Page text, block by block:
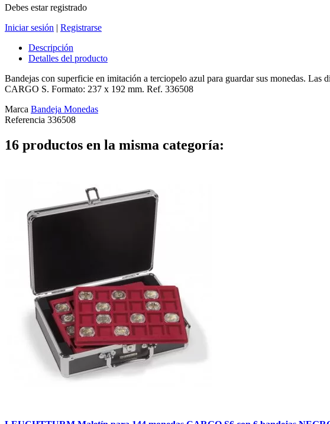
Debes estar registrado
Iniciar sesión | Registrarse
Descripción
Detalles del producto
Bandejas con superficie en imitación a terciopelo azul para guardar sus monedas.
CARGO S. Formato: 237 x 192 mm. Ref. 336508
Marca Bandeja Monedas
Referencia 336508
16 productos en la misma categoría: